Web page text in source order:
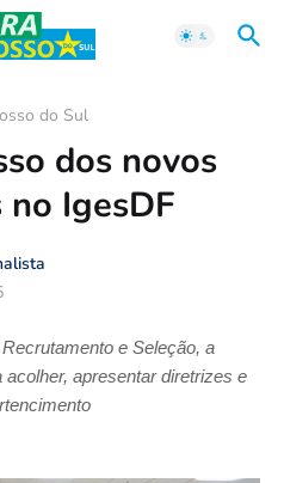
do Sul
dos novos
IgesDF
e Seleção, a
apresentar diretrizes e